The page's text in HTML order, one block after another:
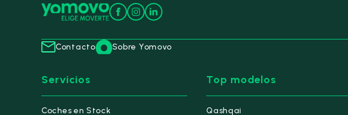
Contacto Sobre Yomovo
Servicios
Coches en Stock
Top modelos
Qashqai